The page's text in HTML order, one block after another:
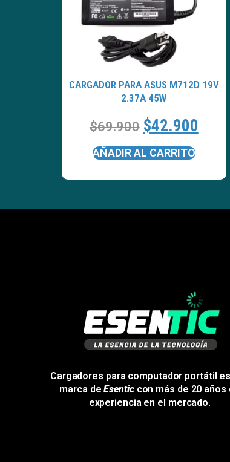
CARGADOR PARA ASUS M712D 19V
2.37A 45W
$69.900 $42.900
AÑADIR AL CARRITO
Cargadores para computador portátil
marca deEsenticcon más de 20 años
experiencia en el mercado.